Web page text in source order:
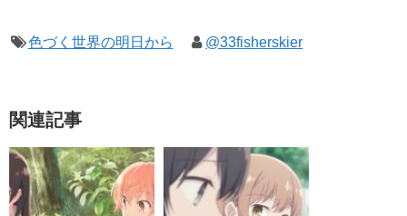
色づく世界の明日から @33fisherskier
関連記事